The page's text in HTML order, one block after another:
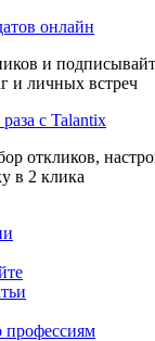
онлайн
и
и личных встреч
с Talantix
откликов,
в 2 клика